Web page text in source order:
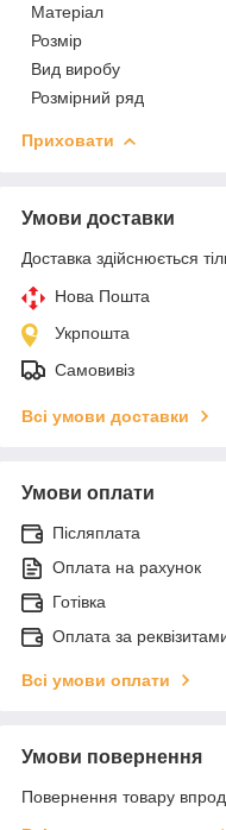
Матеріал
Розмір
Вид виробу
Розмірний ряд
Приховати
Умови доставки
Доставка здійснюється
Нова Пошта
Укрпошта
Самовивіз
Всі умови доставки
Умови оплати
Післяплата
Оплата на рахунок
Готівка
Оплата за
Всі умови оплати
Умови повернення
Повернення товару